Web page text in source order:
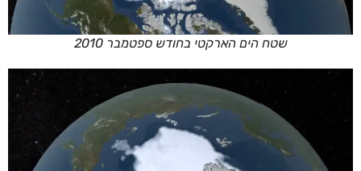
שטח הים הארקטי בחודש ספטמבר 2010